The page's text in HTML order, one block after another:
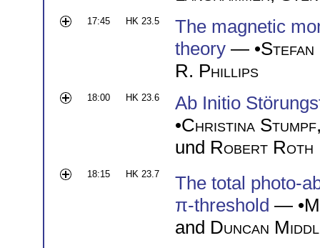
17:45 HK 23.5
The magnetic
theory — •
R. Phillips
18:00 HK 23.6
Ab Initio
•Christina Stumpf
und Robert Roth
18:15 HK 23.7
The total photo-
π-threshold — •
and Duncan